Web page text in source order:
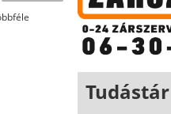
Tudástár